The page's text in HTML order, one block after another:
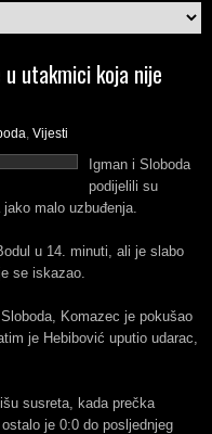
utakmici koja nije
, Vijesti
Igman i Sloboda
podijelili su
malo uzbuđenja.
u 14. minuti, ali je slabo
se iskazao.
Komazec je pokušao
je Hebibović uputio udarac,
susreta, kada prečka
je 0:0 do posljednjeg